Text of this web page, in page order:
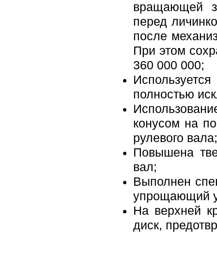
вращающей
перед
после
При этом
360 000 000;
полностью
конусом на
рулевого вала;
Повышена
вал;
Выполнен
упрощающий
На верхней
диск,